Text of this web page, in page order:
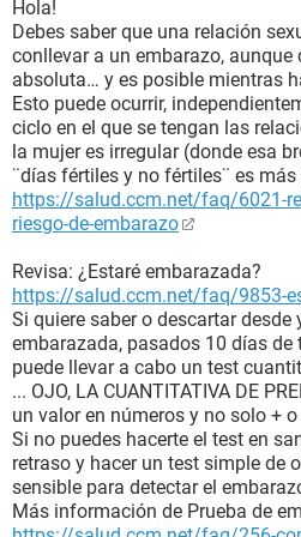
Hola!
Debes saber que una relación
conllevar a un embarazo, aunque
absoluta… y es posible mientras
Esto puede ocurrir,
ciclo en el que se tengan las
la mujer es irregular (donde esa
¨días fértiles y no fértiles¨ es más
https://salud.ccm.net/faq/6021-
riesgo-de-embarazo
Revisa: ¿Estaré embarazada?
https://salud.ccm.net/faq/9853-
Si quiere saber o descartar desde
embarazada, pasados 10 días de
puede llevar a cabo un test
... OJO, LA CUANTITATIVA DE
un valor en números y no solo + o
Si no puedes hacerte el test en
retraso y hacer un test simple de
sensible para detectar el
Más información de Prueba de